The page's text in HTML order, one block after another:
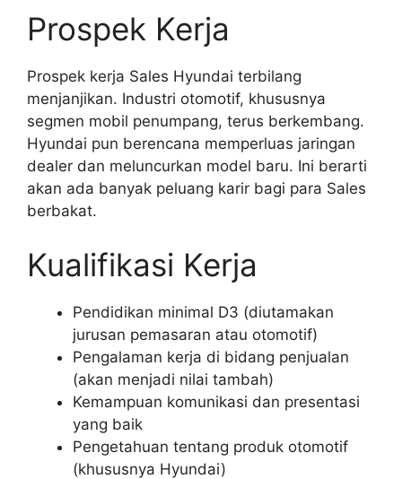
Prospek Kerja
Prospek kerja Sales Hyundai terbilang
menjanjikan. Industri otomotif, khususnya
segmen mobil penumpang, terus berkembang.
Hyundai pun berencana memperluas jaringan
dealer dan meluncurkan model baru. Ini berarti
akan ada banyak peluang karir bagi para Sales
berbakat.
Kualifikasi Kerja
Pendidikan minimal D3 (diutamakan
jurusan pemasaran atau otomotif)
Pengalaman kerja di bidang penjualan
(akan menjadi nilai tambah)
Kemampuan komunikasi dan presentasi
yang baik
Pengetahuan tentang produk otomotif
(khususnya Hyundai)